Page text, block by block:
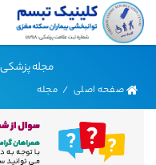
مجله
صفحه اصلی / مجله